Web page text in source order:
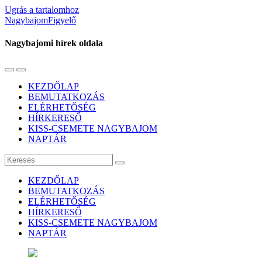
Ugrás a tartalomhoz
NagybajomFigyelő
Nagybajomi hírek oldala
Váltás
mobil
menüre
Használja
keresés
mezőt
KEZDŐLAP
BEMUTATKOZÁS
ELÉRHETŐSÉG
HÍRKERESŐ
KISS-CSEMETE NAGYBAJOM
NAPTÁR
Keresés
KEZDŐLAP
BEMUTATKOZÁS
ELÉRHETŐSÉG
HÍRKERESŐ
KISS-CSEMETE NAGYBAJOM
NAPTÁR